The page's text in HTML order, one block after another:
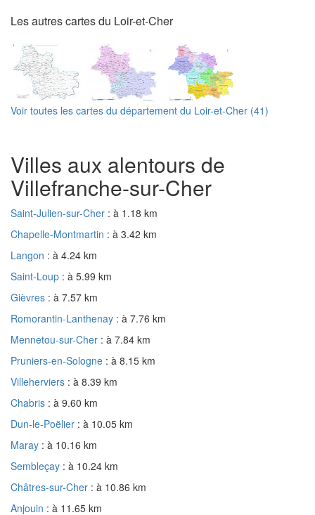
Les autres cartes du Loir-et-Cher
Voir toutes les cartes du département du Loir-et-Cher (41)
Villes aux alentours de
Villefranche-sur-Cher
Saint-Julien-sur-Cher : à 1.18 km
Chapelle-Montmartin : à 3.42 km
Langon : à 4.24 km
Saint-Loup : à 5.99 km
Gièvres : à 7.57 km
Romorantin-Lanthenay : à 7.76 km
Mennetou-sur-Cher : à 7.84 km
Pruniers-en-Sologne : à 8.15 km
Villeherviers : à 8.39 km
Chabris : à 9.60 km
Dun-le-Poëlier : à 10.05 km
Maray : à 10.16 km
Sembleçay : à 10.24 km
Châtres-sur-Cher : à 10.86 km
Anjouin : à 11.65 km